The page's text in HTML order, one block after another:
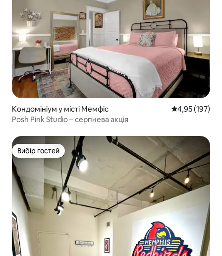
Кондомініум у місті Мемфіс Середня
4,95 (197)
Posh Pink Studio – серпнева акція
Вибір гостей
Вибір гостей